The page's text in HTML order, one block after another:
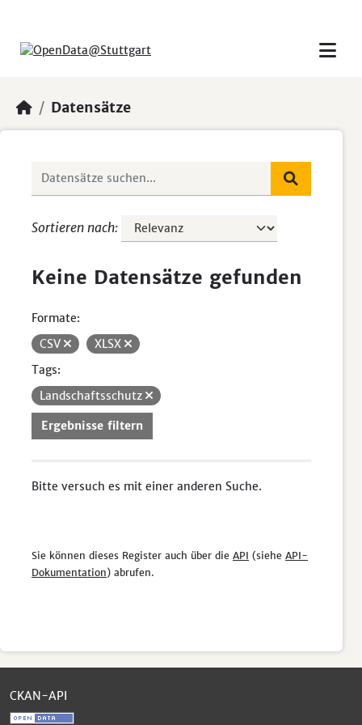
Datensätze
Sortieren nach
Keine Datensätze gefunden
Formate:
CSV
XLSX
Tags:
Landschaftsschutz
Ergebnisse filtern
Bitte versuch es mit einer anderen Suche.
Sie können dieses Register auch über die API (siehe API-
Dokumentation) abrufen.
CKAN-API